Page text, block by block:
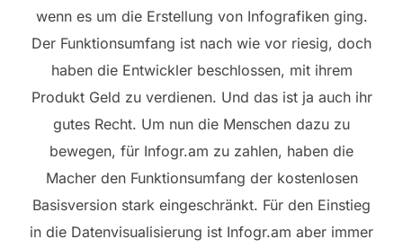
wenn es um die Erstellung von Infografiken ging.
Der Funktionsumfang ist nach wie vor riesig, doch
haben die Entwickler beschlossen, mit ihrem
Produkt Geld zu verdienen. Und das ist ja auch ihr
gutes Recht. Um nun die Menschen dazu zu
bewegen, für Infogr.am zu zahlen, haben die
Macher den Funktionsumfang der kostenlosen
Basisversion stark eingeschränkt. Für den Einstieg
in die Datenvisualisierung ist Infogr.am aber immer